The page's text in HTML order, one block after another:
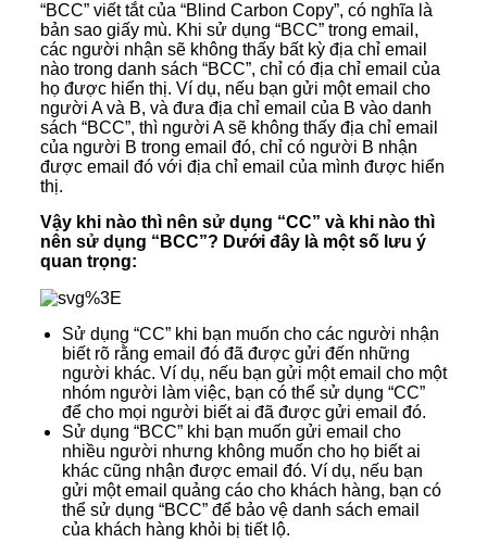
“BCC” viết tắt của “Blind Carbon Copy”, có nghĩa là
bản sao giấy mù. Khi sử dụng “BCC” trong email,
các người nhận sẽ không thấy bất kỳ địa chỉ email
nào trong danh sách “BCC”, chỉ có địa chỉ email của
họ được hiển thị. Ví dụ, nếu bạn gửi một email cho
người A và B, và đưa địa chỉ email của B vào danh
sách “BCC”, thì người A sẽ không thấy địa chỉ email
của người B trong email đó, chỉ có người B nhận
được email đó với địa chỉ email của mình được hiển
thị.
Vậy khi nào thì nên sử dụng “CC” và khi nào thì
nên sử dụng “BCC”? Dưới đây là một số lưu ý
quan trọng:
Sử dụng “CC” khi bạn muốn cho các người nhận
biết rõ rằng email đó đã được gửi đến những
người khác. Ví dụ, nếu bạn gửi một email cho một
nhóm người làm việc, bạn có thể sử dụng “CC”
để cho mọi người biết ai đã được gửi email đó.
Sử dụng “BCC” khi bạn muốn gửi email cho
nhiều người nhưng không muốn cho họ biết ai
khác cũng nhận được email đó. Ví dụ, nếu bạn
gửi một email quảng cáo cho khách hàng, bạn có
thể sử dụng “BCC” để bảo vệ danh sách email
của khách hàng khỏi bị tiết lộ.